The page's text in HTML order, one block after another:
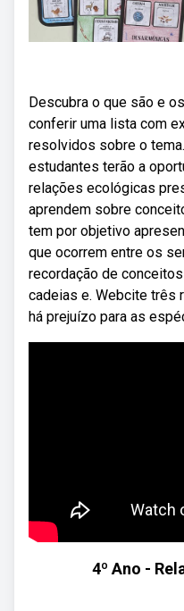
Descubra o que são e
conferir uma lista com
resolvidos sobre o
estudantes terão a
relações ecológicas
aprendem sobre
tem por objetivo
que ocorrem entre os
recordação de
cadeias e. Webcite três
há prejuízo para as
4º Ano -